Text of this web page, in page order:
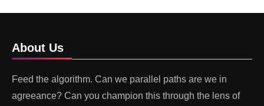
About Us
Feed the algorithm. Can we parallel paths are we in
agreeance? Can you champion this through the lens of